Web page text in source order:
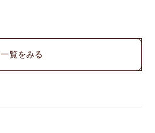
一覧をみる